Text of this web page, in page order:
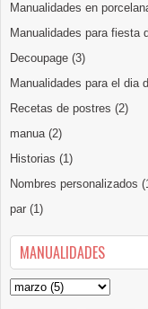
Manualidades en
Manualidades para fiesta
Decoupage (3)
Manualidades para el dia
Recetas de postres (2)
manua (2)
Historias (1)
Nombres personalizados
par (1)
MANUALIDADES